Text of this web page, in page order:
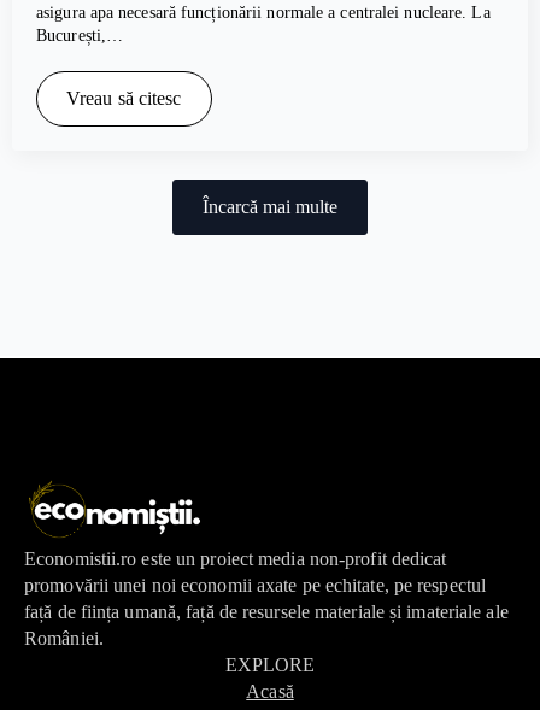
asigura apa necesară funcționării normale a centralei nucleare. La
București,…
Vreau să citesc
Încarcă mai multe
Economistii.ro este un proiect media non-profit dedicat
promovării unei noi economii axate pe echitate, pe respectul
față de ființa umană, față de resursele materiale și imateriale ale
României.
EXPLORE
Acasă